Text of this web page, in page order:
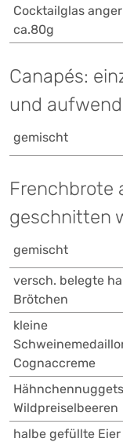
Cocktailglas
ca.80g
Canapés:
und
gemischt
Frenchbrote
geschnitten
gemischt
versch. belegte
Brötchen
kleine
Cognaccreme
Wildpreiselbeeren
halbe gefüllte Eier